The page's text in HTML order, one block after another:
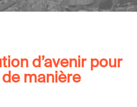
d’avenir pour
manière